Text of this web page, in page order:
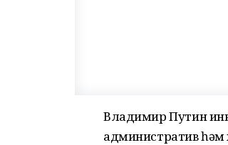
Владимир Путин
административ һәм